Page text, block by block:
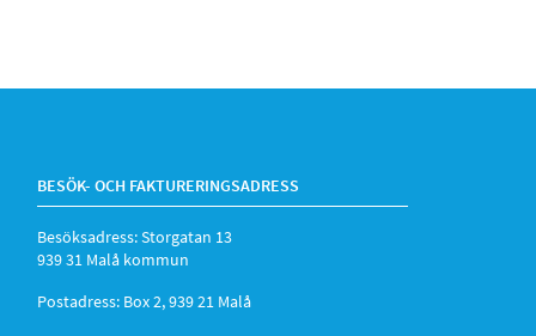
BESÖK- OCH FAKTURERINGSADRESS
Besöksadress: Storgatan 13
939 31 Malå kommun
Postadress: Box 2, 939 21 Malå